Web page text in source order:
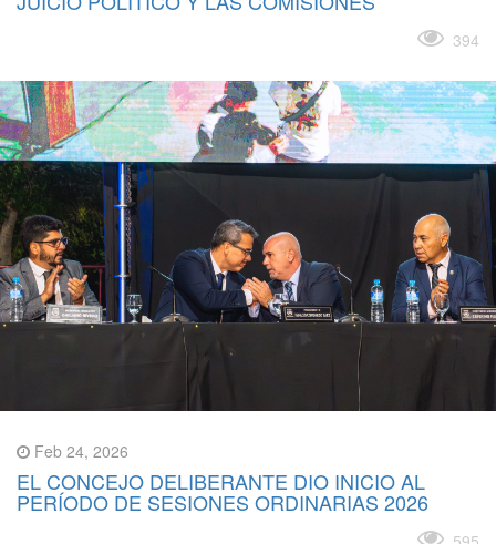
394
Feb 24, 2026
EL CONCEJO DELIBERANTE DIO INICIO AL
PERÍODO DE SESIONES ORDINARIAS 2026